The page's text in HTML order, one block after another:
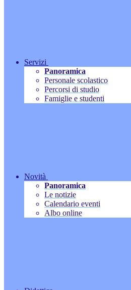
Servizi
Panoramica
Personale scolastico
Percorsi di studio
Famiglie e studenti
Novità
Panoramica
Le notizie
Calendario eventi
Albo online